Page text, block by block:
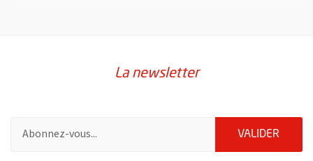
La newsletter
VALIDER